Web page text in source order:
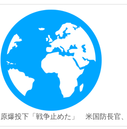
原爆投下「戦争止めた」 米国防長官